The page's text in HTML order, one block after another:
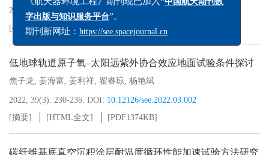
2022, 39(3): 225-229. DOI:
[摘要]
[HTML全文] [PDF1185KB]
低地球轨道原子氧‒太阳远紫外协合效应地面试验条件探讨
焦子龙, 姜海富, 姜利祥, 翟睿琼, 杨艳斌
2022, 39(3): 230-236. DOI: 10.12126/see.2022.03.002
[摘要]
[HTML全文] [PDF1374KB]
碳纤维基底真空沉积涂层耐温度循环性能加速试验方法研究
字出版与知识服务平台
”。
期刊新网址：https://see.spacejournal.cn